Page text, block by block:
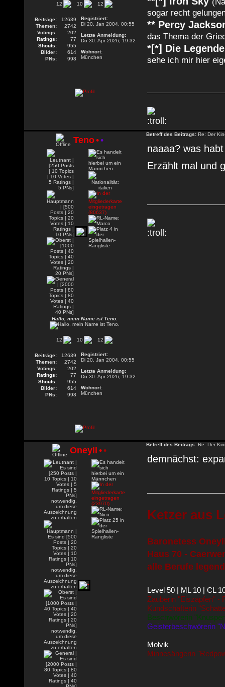
12 10 12
Beiträge:
12639
Themen:
2742
Votings:
202
Ratings:
77
Shouts:
955
Bilder:
614
PNs:
998
Registriert:
Di 20. Jan 2004, 00:55
Letzte Anmeldung:
Do 30. Apr 2026, 19:32
Wohnort:
München
sogar recht
** Percy
das Thema der
*[*] Die
sehe ich mir hier
Teno••
Hallo, mein Name ist Teno.
12 10 12
Beiträge:
12639
Themen:
2742
Votings:
202
Ratings:
77
Shouts:
955
Bilder:
614
PNs:
998
Registriert:
Di 20. Jan 2004, 00:55
Letzte Anmeldung:
Do 30. Apr 2026, 19:32
Wohnort:
München
Betreff des Beitrags: Re: Der
naaaa? was
Erzählt mal und
Oneyll ••
Betreff des Beitrags: Re: Der
demnächst:
Ketzer aus
Baronetess
Haus 70 -
alle Berufe
Level 50 | ML 10 | CL
Zauberin "Eiszapfen" -
Kundschafterin
Beschwörerin
Geisterbeschwörerin
Molvik
Minnesängerin